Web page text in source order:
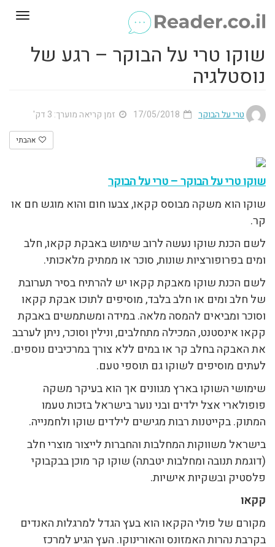
שוקו טרי על הבוקר – רגע של
נוסטלגיה
טרי על הבוקר זמן קריאה מוערך: 3 דק'
אהבתי
שוקו טרי על הבוקר – טרי על הבוקר
שוקו הוא משקה מבוסס קקאו, צבעו חום והוא מוגש חם או
קר.
לשם הכנת שוקו נעשה לרוב שימוש באבקת קקאו, חלב
ומים בפרופורציות שונות, סוכר או ממתיק מלאכותי.
לשם הכנת שוקו מאבקת קקאו יש להרתיח בסיר תערובת
של חלב ומים או חלב בלבד, מוסיפים לתוכו אבקת קקאו
וסוכר ומביאים להמסה מלאה. במידה ומשתמשים באבקת
קקאו אינסטנט, המכילה מתחלבים, ונילין וסוכר, ניתן לערבב
את האבקה בחלב קר או במים ללא צורך במרכיבים נוספים.
לעתים מוסיפים לשוקו גם תוספי טעם.
שימושי השוקו בארץ מגוונים אך הוא בעיקר משקה
פופולארי אצל ילדים ובני נוער בישראל בזכות טעמו
המתוק. בקייטנות רבות מגישים לילדים שוקו ולחמנייה.
בישראל משווקות המחלבות והחברות לייצור מוצרי חלב
(דוגמת תנובה ומחלבות יטבתה) שוקו קר מוכן בבקבוקי
פלסטיק ובשקיות אישיות.
קקאו
מקורם של פולי הקקאו הוא בעץ הגדל למרגלות האנדים
בקרבת נהרות האמזונס והאורינוקו. העץ הגיע למרכז